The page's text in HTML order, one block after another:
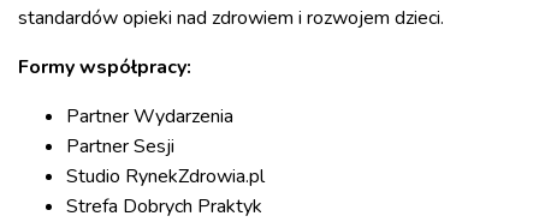
standardów opieki nad zdrowiem i rozwojem dzieci.
Formy współpracy:
Partner Wydarzenia
Partner Sesji
Studio RynekZdrowia.pl
Strefa Dobrych Praktyk